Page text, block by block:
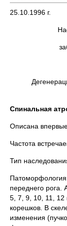
25.10.1996 г.
Спинальная
Описана впервые
Частота
Тип
переднего рога.
5, 7, 9, 10, 11, 12
корешков. В
изменения